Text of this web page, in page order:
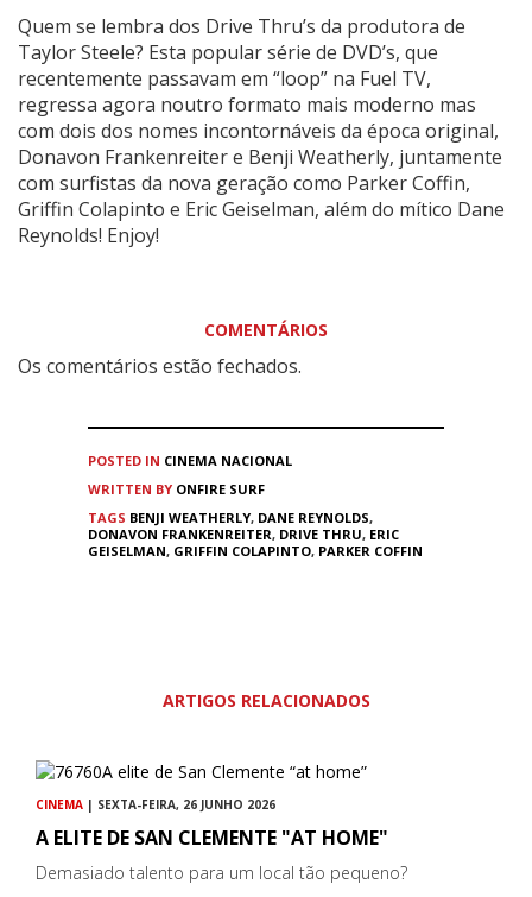
Quem se lembra dos Drive Thru’s da produtora de
Taylor Steele? Esta popular série de DVD’s, que
recentemente passavam em “loop” na Fuel TV,
regressa agora noutro formato mais moderno mas
com dois dos nomes incontornáveis da época original,
Donavon Frankenreiter e Benji Weatherly, juntamente
com surfistas da nova geração como Parker Coffin,
Griffin Colapinto e Eric Geiselman, além do mítico Dane
Reynolds! Enjoy!
COMENTÁRIOS
Os comentários estão fechados.
POSTED IN CINEMA NACIONAL
WRITTEN BY ONFIRE SURF
TAGS BENJI WEATHERLY, DANE REYNOLDS,
DONAVON FRANKENREITER, DRIVE THRU, ERIC
GEISELMAN, GRIFFIN COLAPINTO, PARKER COFFIN
ARTIGOS RELACIONADOS
CINEMA | SEXTA-FEIRA, 26 JUNHO 2026
A ELITE DE SAN CLEMENTE "AT HOME"
Demasiado talento para um local tão pequeno?